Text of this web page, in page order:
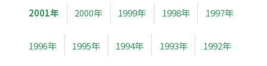
2001年 2000年 1999年 1998年 1997年
1996年 1995年 1994年 1993年 1992年